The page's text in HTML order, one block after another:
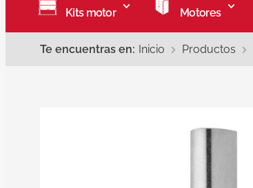
Kits motor Motores
Te encuentras en: Inicio Productos